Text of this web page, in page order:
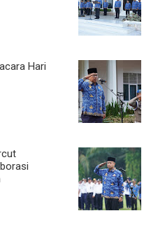
Hari